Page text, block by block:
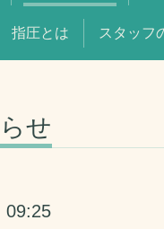
指圧とは スタッフ
せ